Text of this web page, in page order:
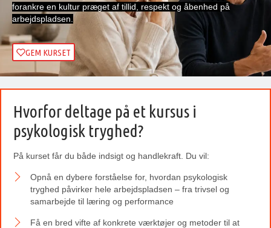
forankre en kultur præget af tillid, respekt og åbenhed på
arbejdspladsen.
GEM KURSET
Hvorfor deltage på et kursus i
psykologisk tryghed?
På kurset får du både indsigt og handlekraft. Du vil:
Opnå en dybere forståelse for, hvordan psykologisk
tryghed påvirker hele arbejdspladsen – fra trivsel og
samarbejde til læring og performance
Få en bred vifte af konkrete værktøjer og metoder til at